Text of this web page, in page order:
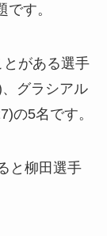
す。
がある選手
グラシアル
の5名です。
と柳田選手